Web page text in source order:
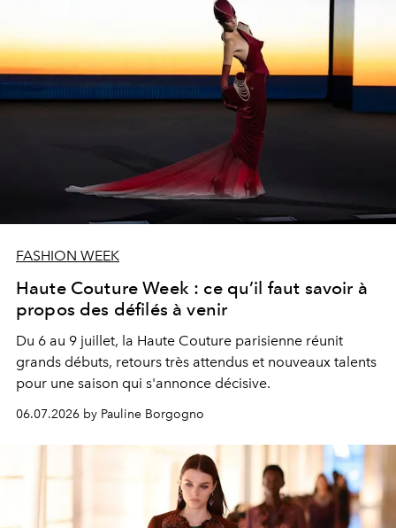
FASHION WEEK
Haute Couture Week : ce qu’il faut savoir à
propos des défilés à venir
Du 6 au 9 juillet, la Haute Couture parisienne réunit
grands débuts, retours très attendus et nouveaux talents
pour une saison qui s'annonce décisive.
06.07.2026 by Pauline Borgogno